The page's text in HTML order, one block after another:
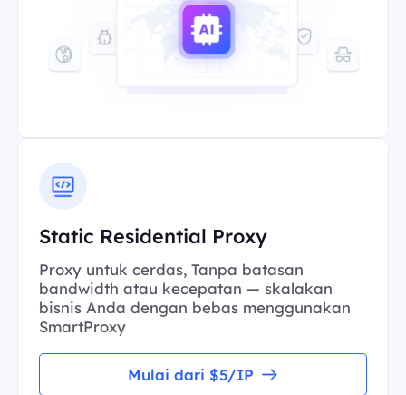
Static Residential Proxy
Proxy untuk cerdas, Tanpa batasan
bandwidth atau kecepatan — skalakan
bisnis Anda dengan bebas menggunakan
SmartProxy
Mulai dari $5/IP